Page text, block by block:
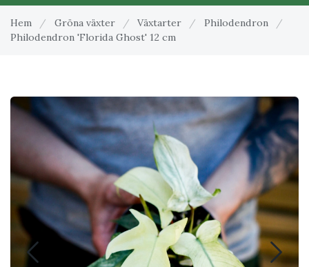
Hem / Gröna växter / Växtarter / Philodendron
/
Philodendron 'Florida Ghost' 12 cm